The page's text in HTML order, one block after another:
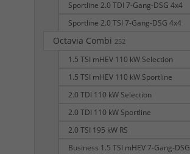
Sportline 2.0 TDI 7-Gang-DSG 4x4
Sportline 2.0 TSI 7-Gang-DSG 4x4
Octavia Combi 252
1.5 TSI mHEV 110 kW Selection
1.5 TSI mHEV 110 kW Sportline
2.0 TDI 110 kW Selection
2.0 TDI 110 kW Sportline
2.0 TSI 195 kW RS
Business 1.5 TSI mHEV 7-Gang-DSG